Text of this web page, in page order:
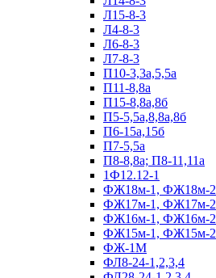
Л15-8-3
Л4-8-3
Л6-8-3
Л7-8-3
П10-3,3а,5,5а
П11-8,8а
П15-8,8а,8б
П5-5,5а,8,8а,8б
П6-15а,15б
П7-5,5а
П8-8,8а; П8-11,11а
1Ф12.12-1
ФЖ18м-1, ФЖ18м-2
ФЖ17м-1, ФЖ17м-2
ФЖ16м-1, ФЖ16м-2
ФЖ15м-1, ФЖ15м-2
ФЖ-1М
ФЛ8-24-1,2,3,4